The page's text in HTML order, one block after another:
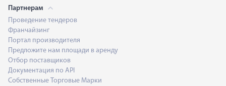
Партнерам
Проведение тендеров
Франчайзинг
Портал производителя
Предложите нам площади в аренду
Отбор поставщиков
Документация по API
Собственные Торговые Марки